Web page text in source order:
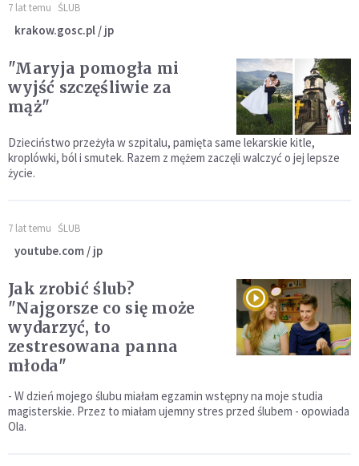
7 lat temu ŚLUB
krakow.gosc.pl / jp
"Maryja pomogła mi
wyjść szczęśliwie za
mąż"
Dzieciństwo przeżyła w szpitalu, pamięta same lekarskie kitle,
kroplówki, ból i smutek. Razem z mężem zaczęli walczyć o jej lepsze
życie.
7 lat temu ŚLUB
youtube.com / jp
Jak zrobić ślub?
"Najgorsze co się może
wydarzyć, to
zestresowana panna
młoda"
- W dzień mojego ślubu miałam egzamin wstępny na moje studia
magisterskie. Przez to miałam ujemny stres przed ślubem - opowiada
Ola.